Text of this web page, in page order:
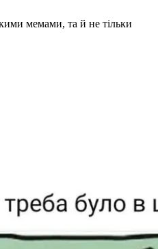
мемами, та й не тільки